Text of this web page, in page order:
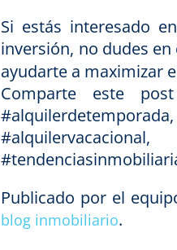
Si estás interesado
inversión, no dudes
ayudarte a maximizar
Comparte este
Publicado por el
blog inmobiliario.